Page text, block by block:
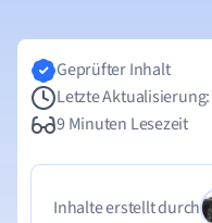
Geprüfter Inhalt
Letzte
9 Minuten Lesezeit
Inhalte erstellt durch